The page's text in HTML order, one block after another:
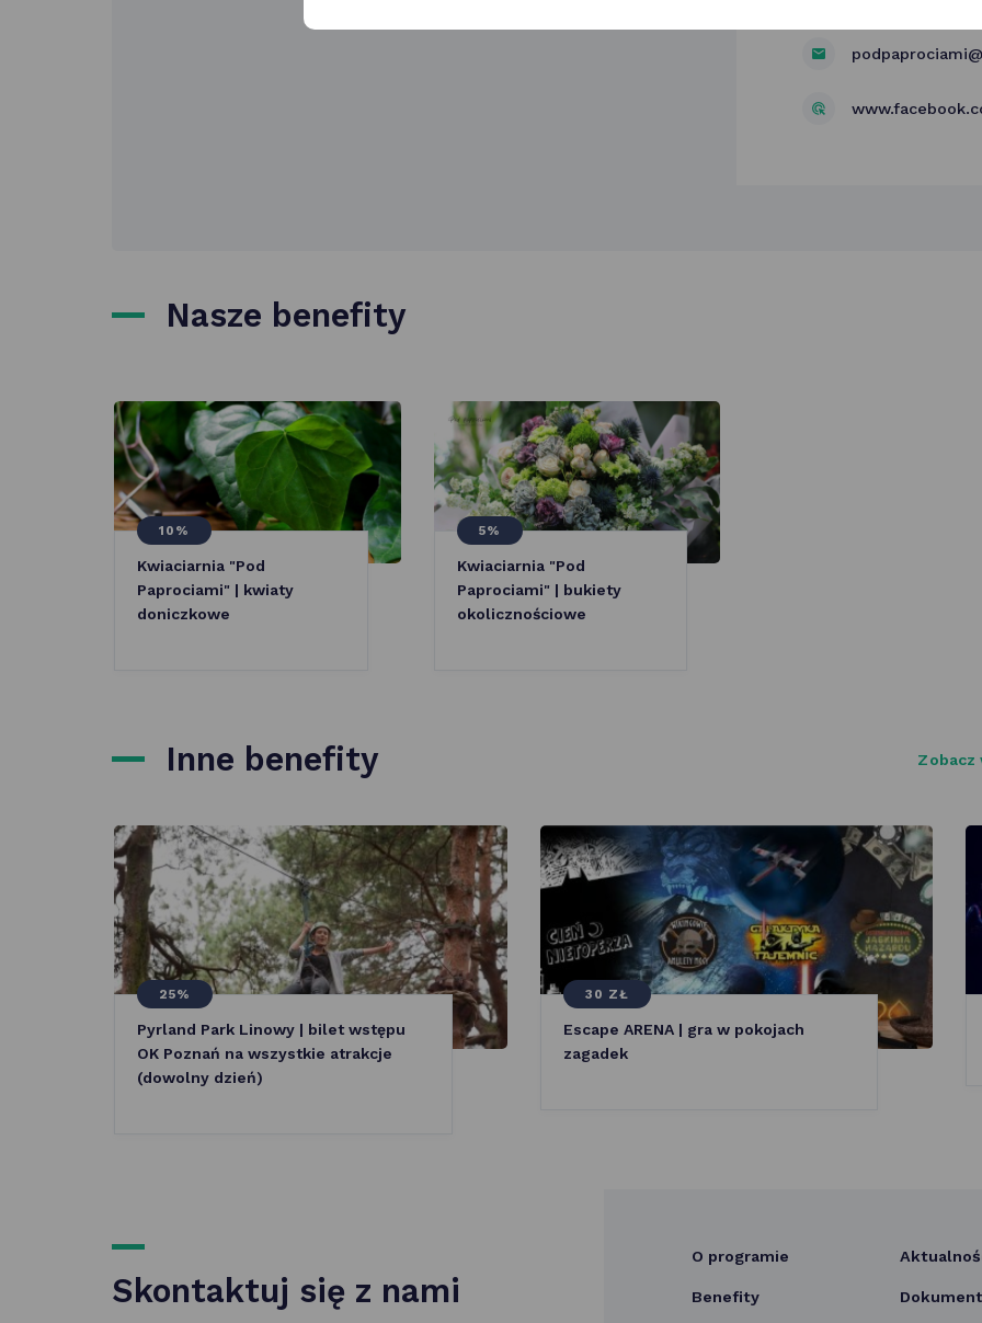
Nasze benefity
10%
Kwiaciarnia "Pod
Paprociami" | kwiaty
doniczkowe
5%
Kwiaciarnia "Pod
Paprociami" | bukiety
okolicznościowe
Inne benefity
25%
Pyrland Park Linowy | bilet wstępu
OK Poznań na wszystkie atrakcje
(dowolny dzień)
30 ZŁ
Escape ARENA | gra w pokojach
zagadek
Skontaktuj się z nami
O programie
Benefity